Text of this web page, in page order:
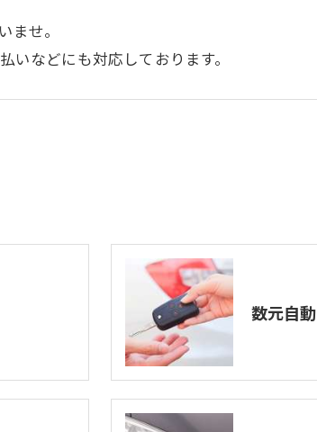
せ。
などにも対応しております。
数元自